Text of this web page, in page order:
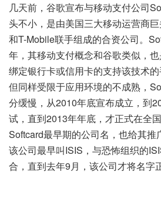
几天前，谷歌宣布与移动支付公司
头不小，是由美国三大移动运营商
和T-Mobile联手组成的合资公司。
年，其移动支付概念和谷歌类似，
绑定银行卡或信用卡的支持该技术的
但同样受限于应用环境的不成熟，
分缓慢，从2010年底宣布成立，到
试，直到2013年年底，才正式在全
Softcard最早期的公司名，也给其推
该公司最早叫ISIS，与恐怖组织的
合，直到去年9月，该公司才将名字